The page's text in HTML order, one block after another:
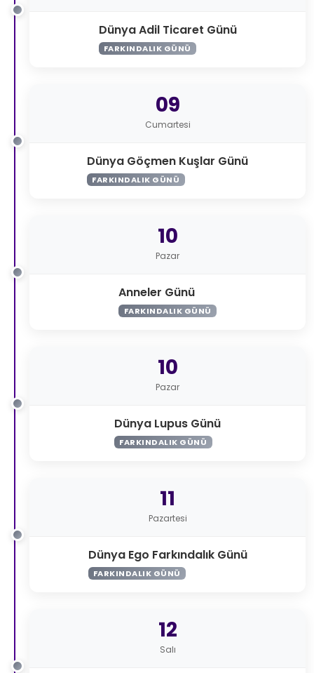
Dünya Adil Ticaret Günü
FARKINDALIK GÜNÜ
09
Cumartesi
Dünya Göçmen Kuşlar Günü
FARKINDALIK GÜNÜ
10
Pazar
Anneler Günü
FARKINDALIK GÜNÜ
10
Pazar
Dünya Lupus Günü
FARKINDALIK GÜNÜ
11
Pazartesi
Dünya Ego Farkındalık Günü
FARKINDALIK GÜNÜ
12
Salı